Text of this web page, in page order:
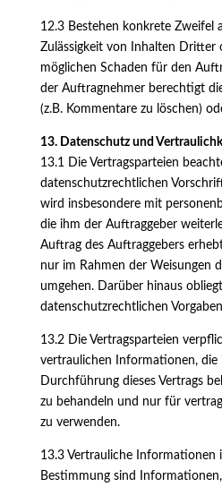
12.3 Bestehen konkrete Zweifel
Zulässigkeit von Inhalten Dritter
möglichen Schaden für den
der Auftragnehmer berechtigt
(z.B. Kommentare zu löschen)
13. Datenschutz und
13.1 Die Vertragsparteien
datenschutzrechtlichen
wird insbesondere mit
die ihm der Auftraggeber
Auftrag des Auftraggebers
nur im Rahmen der Weisungen
umgehen. Darüber hinaus
datenschutzrechtlichen
13.2 Die Vertragsparteien
vertraulichen Informationen, die
Durchführung dieses Vertrags
zu behandeln und nur für
zu verwenden.
13.3 Vertrauliche Informationen
Bestimmung sind